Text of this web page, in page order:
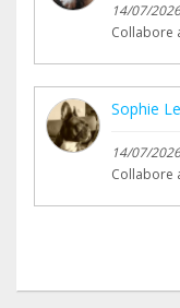
14/07/2026
Collabore
Sophie
14/07/2026
Collabore